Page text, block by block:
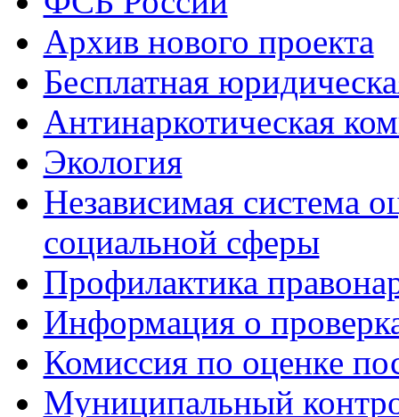
Архив нового проекта
Бесплатная
Антинаркотическая
Экология
Независимая система
социальной сферы
Профилактика
Информация о
Комиссия по оценке
Муниципальный